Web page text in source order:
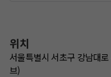
위치
서울특별시 서초구 강남대
브)